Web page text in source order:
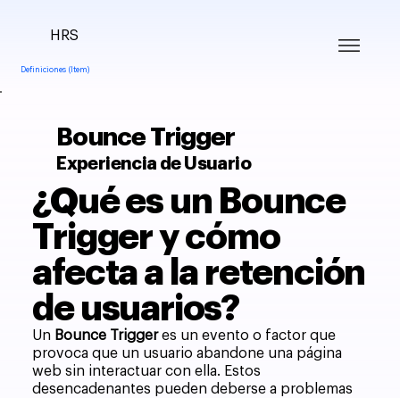
Definiciones (Item)
HRS
Bounce Trigger
Experiencia de Usuario
¿Qué es un Bounce
Trigger y cómo
afecta a la retención
de usuarios?
Un Bounce Triggeres un evento o factor que
provoca que un usuario abandone una página
web sin interactuar con ella. Estos
desencadenantes pueden deberse a problemas